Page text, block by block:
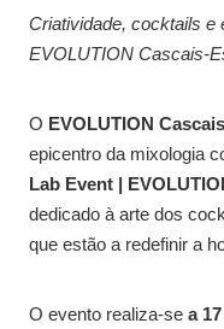
Criatividade, cocktails e
EVOLUTION Cascais-
O EVOLUTION
epicentro da mixologia
Lab Event |
dedicado à arte dos
que estão a redefinir a
O evento realiza-se a